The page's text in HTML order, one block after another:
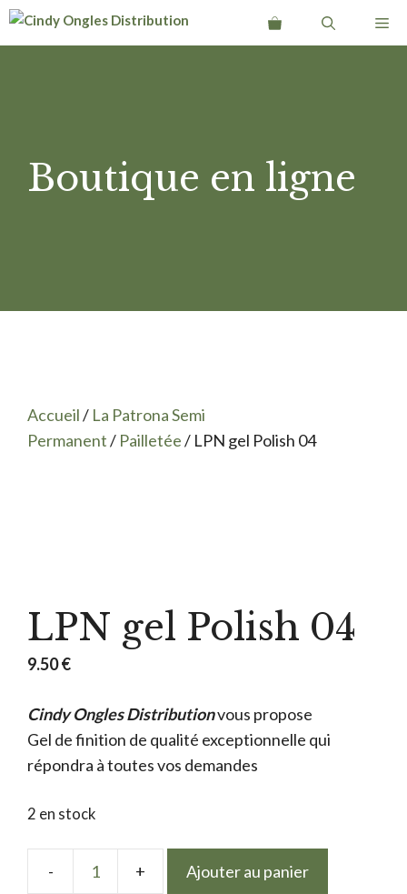
Aller
Boutique en ligne
Accueil/ La Patrona Semi
Permanent/ Pailletée/ LPN gel Polish 04
LPN gel Polish 04
9.50€
Cindy Ongles Distributionvous propose
Gel de finition de qualité exceptionnelle qui
répondra à toutes vos demandes
2 en stock
quantité
Ajouter au panier